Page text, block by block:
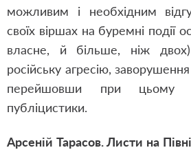
можливим і необхідним
своїх віршах на буремні події
власне, й більше, ніж
російську агресію,
перейшовши при цьому
публіцистики.
Арсеній Тарасов. Листи на